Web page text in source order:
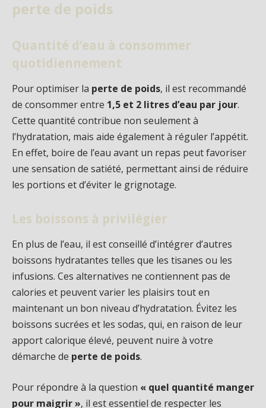
perte de poids
Quantité d’eau à consommer
quotidiennement
Pour optimiser la perte de poids, il est recommandé
de consommer entre 1,5 et 2 litres d’eau par jour.
Cette quantité contribue non seulement à
l’hydratation, mais aide également à réguler l’appétit.
En effet, boire de l’eau avant un repas peut favoriser
une sensation de satiété, permettant ainsi de réduire
les portions et d’éviter le grignotage.
Les boissons à privilégier
En plus de l’eau, il est conseillé d’intégrer d’autres
boissons hydratantes telles que les tisanes ou les
infusions. Ces alternatives ne contiennent pas de
calories et peuvent varier les plaisirs tout en
maintenant un bon niveau d’hydratation. Évitez les
boissons sucrées et les sodas, qui, en raison de leur
apport calorique élevé, peuvent nuire à votre
démarche de perte de poids.
Pour répondre à la question « quel quantité manger
pour maigrir », il est essentiel de respecter les